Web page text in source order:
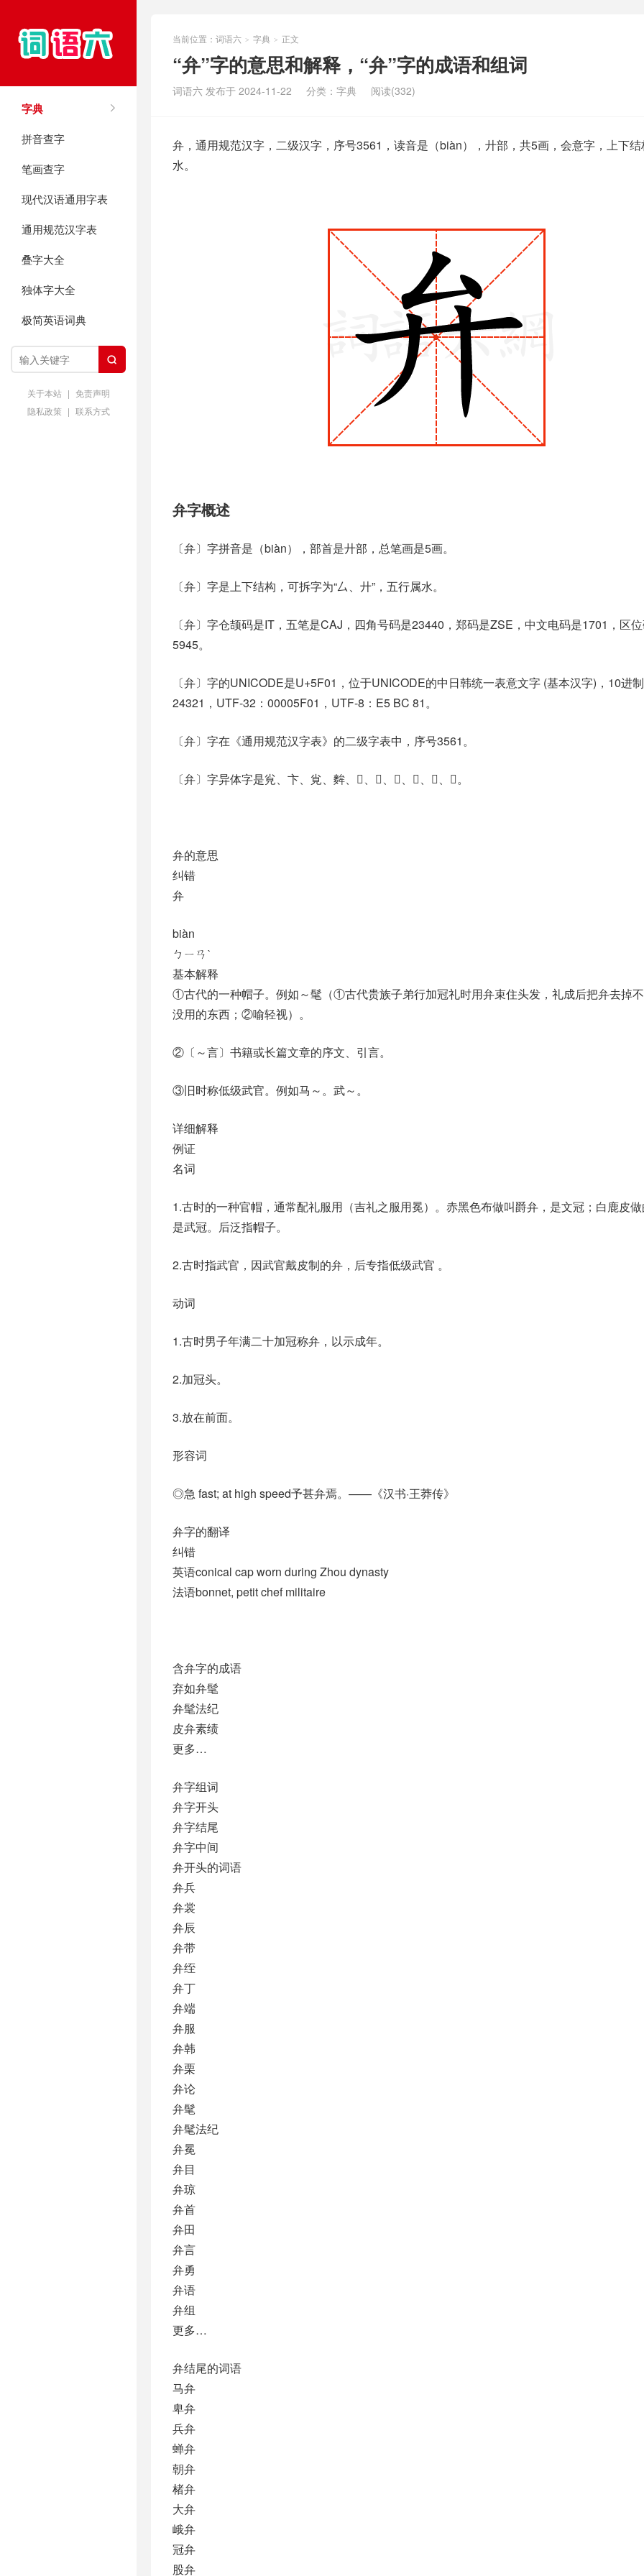
字典
拼音查字
笔画查字
现代汉语通用字表
通用规范汉字表
叠字大全
独体字大全
极简英语词典

关于本站 | 免责声明
隐私政策 | 联系方式
当前位置： 词语六 > 字典 > 正文
“弁”字的意思和解释，“弁”字的成语和组词
词语六 发布于 2024-11-22 分类： 字典 阅读(332)
弁，通用规范汉字，二级汉字，序号3561，读音是（biàn），廾部，共5画，会意字，上下
水。
弁字概述
〔弁〕字拼音是（biàn），部首是廾部，总笔画是5画。
〔弁〕字是上下结构，可拆字为“厶、廾”，五行属水。
〔弁〕字仓颉码是IT，五笔是CAJ，四角号码是23440，郑码是ZSE，中文电码是1701，区
5945。
〔弁〕字的UNICODE是U+5F01，位于UNICODE的中日韩统一表意文字 (基本汉字)，10进
24321，UTF-32：00005F01，UTF-8：E5 BC 81。
〔弁〕字在《通用规范汉字表》的二级字表中，序号3561。
〔弁〕字异体字是㝸、卞、覍、麰、𠭛、𡭪、𢍍、𢍘、𢍙、𥿋。
弁的意思
纠错
弁
biàn
ㄅㄧㄢˋ
基本解释
①古代的一种帽子。例如～髦（①古代贵族子弟行加冠礼时用弁束住头发，礼成后把弁去掉
没用的东西；②喻轻视）。
②〔～言〕书籍或长篇文章的序文、引言。
③旧时称低级武官。例如马～。武～。
详细解释
例证
名词
1.古时的一种官帽，通常配礼服用（吉礼之服用冕）。赤黑色布做叫爵弁，是文冠；白鹿皮
是武冠。后泛指帽子。
2.古时指武官，因武官戴皮制的弁，后专指低级武官 。
动词
1.古时男子年满二十加冠称弁，以示成年。
2.加冠头。
3.放在前面。
形容词
◎急 fast; at high speed予甚弁焉。——《汉书·王莽传》
弁字的翻译
纠错
英语conical cap worn during Zhou dynasty
法语bonnet, petit chef militaire
含弁字的成语
弃如弁髦
弁髦法纪
皮弁素绩
更多…
弁字组词
弁字开头
弁字结尾
弁字中间
弁开头的词语
弁兵
弁裳
弁辰
弁带
弁绖
弁丁
弁端
弁服
弁韩
弁栗
弁论
弁髦
弁髦法纪
弁冕
弁目
弁琼
弁首
弁田
弁言
弁勇
弁语
弁组
更多…
弁结尾的词语
马弁
卑弁
兵弁
蝉弁
朝弁
楮弁
大弁
峨弁
冠弁
股弁